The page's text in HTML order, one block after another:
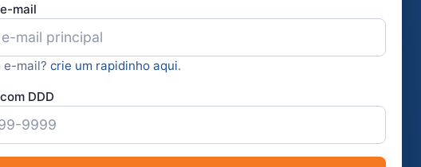
mail
e-mail?crie um rapidinho aqui.
DDD